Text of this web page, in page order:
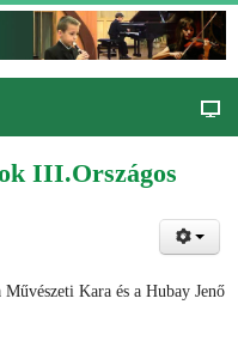
III.Országos
Kara és a Hubay Jenő